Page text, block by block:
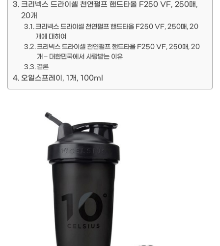
크리넥스 드라이셀 천연펄프 핸드타올 F250 VF, 250매,
20개
크리넥스 드라이셀 천연펄프 핸드타올 F250 VF, 250매, 20
개에 대하여
크리넥스 드라이셀 천연펄프 핸드타올 F250 VF, 250매, 20
개 – 대한민국에서 사랑받는 이유
결론
오일스프레이, 1개, 100ml